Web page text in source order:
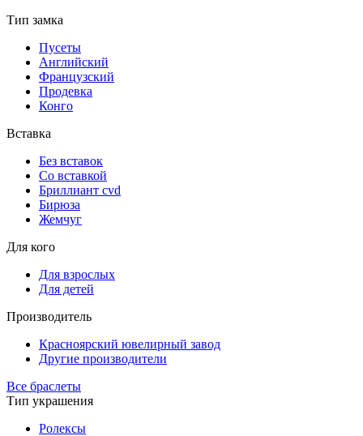
Тип замка
Пусеты
Английский
Французский
Продевка
Конго
Вставка
Без вставок
Со вставкой
Бриллиант cvd
Бирюза
Жемчуг
Для кого
Для взрослых
Для детей
Производитель
Красноярский ювелирный завод
Другие производители
Все браслеты
Тип украшения
Ролексы